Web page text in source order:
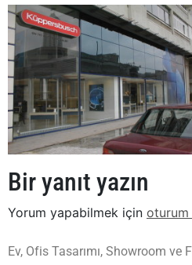
Bir yanıt yazın
Yorum yapabilmek için oturum
Ev, Ofis Tasarımı, Showroom ve